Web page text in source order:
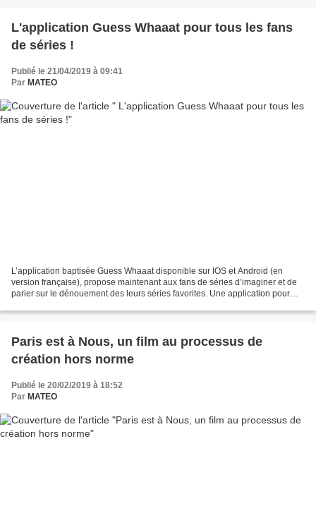
L'application Guess Whaaat pour tous les fans
de séries !
Publié le 21/04/2019 à 09:41
Par MATEO
L’application baptisée Guess Whaaat disponible sur IOS et Android (en
version française), propose maintenant aux fans de séries d’imaginer et de
parier sur le dénouement des leurs séries favorites. Une application pour
Paris est à Nous, un film au processus de
création hors norme
Publié le 20/02/2019 à 18:52
Par MATEO